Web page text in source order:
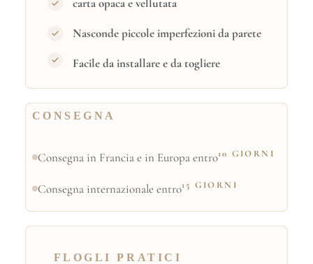
carta opaca e vellutata
Nasconde piccole imperfezioni da parete
Facile da installare e da togliere
CONSEGNA
Consegna in Francia e in Europa entro10 GIORNI
Consegna internazionale entro15 GIORNI
FLOGLI PRATICI